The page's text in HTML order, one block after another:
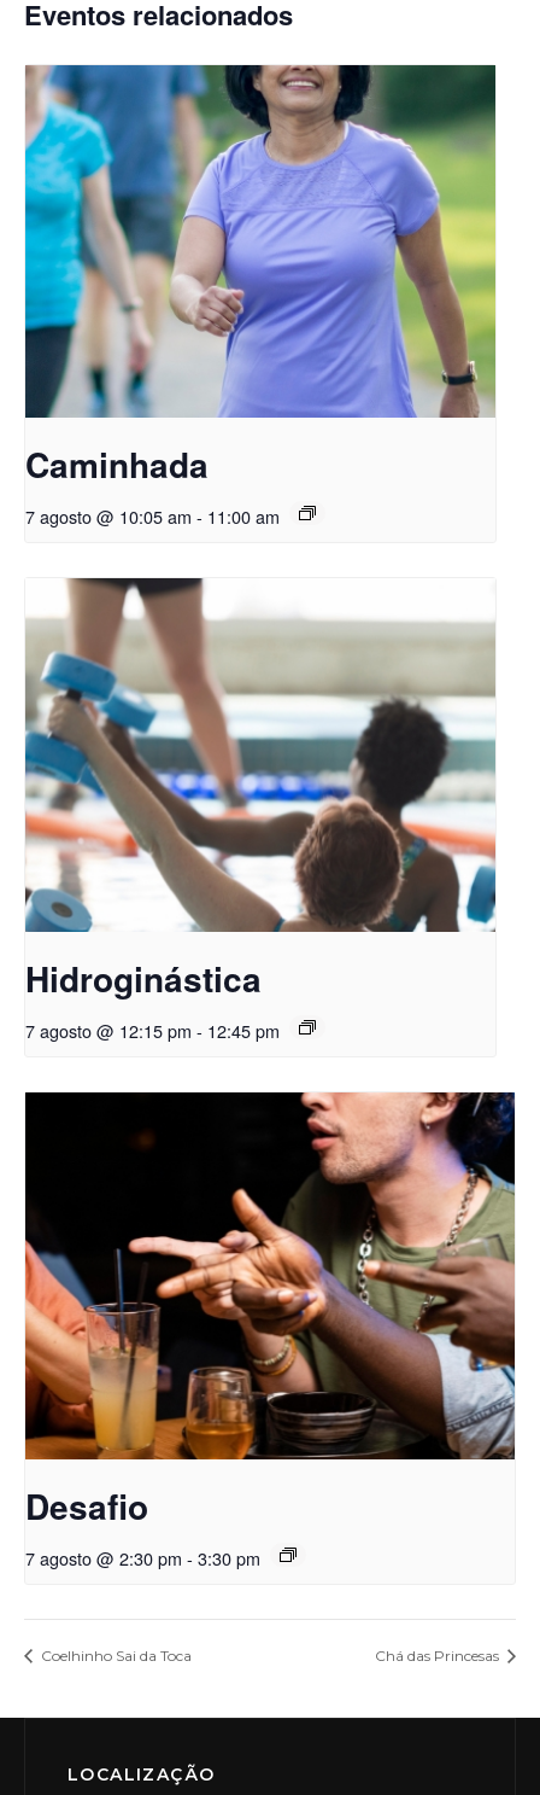
Eventos relacionados
Caminhada
7 agosto @ 10:05 am - 11:00 am
Hidroginástica
7 agosto @ 12:15 pm - 12:45 pm
Desafio
7 agosto @ 2:30 pm - 3:30 pm
Coelhinho Sai da Toca Chá das Princesas
LOCALIZAÇÃO